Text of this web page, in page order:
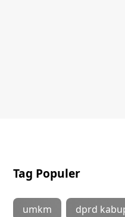
Tag Populer
umkm dprd